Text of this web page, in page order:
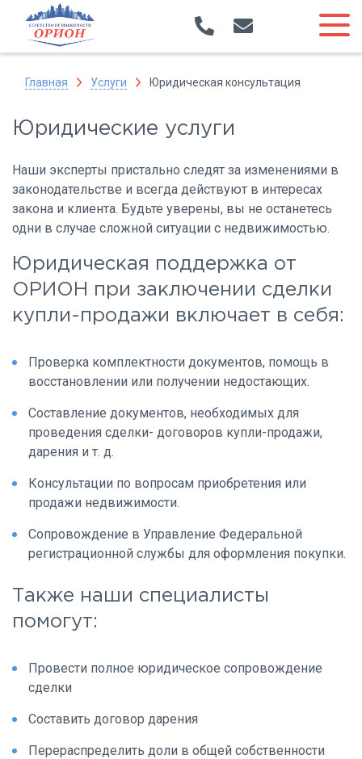
Главная Услуги Юридическая консультация
Юридические услуги
Наши эксперты пристально следят за изменениями в
законодательстве и всегда действуют в интересах
закона и клиента. Будьте уверены, вы не останетесь
одни в случае сложной ситуации с недвижимостью.
Юридическая поддержка от
ОРИОН при заключении сделки
купли-продажи включает в себя:
Проверка комплектности документов, помощь в
восстановлении или получении недостающих.
Составление документов, необходимых для
проведения сделки- договоров купли-продажи,
дарения и т. д.
Консультации по вопросам приобретения или
продажи недвижимости.
Сопровождение в Управление Федеральной
регистрационной службы для оформления покупки.
Также наши специалисты
помогут:
Провести полное юридическое сопровождение
сделки
Составить договор дарения
Перераспределить доли в общей собственности